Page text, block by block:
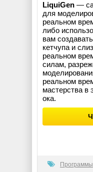
LiquiGen —
для
реальном
либо
вам
кетчупа и
реальном
силам,
реальном
мастерства в
ока.
Программы